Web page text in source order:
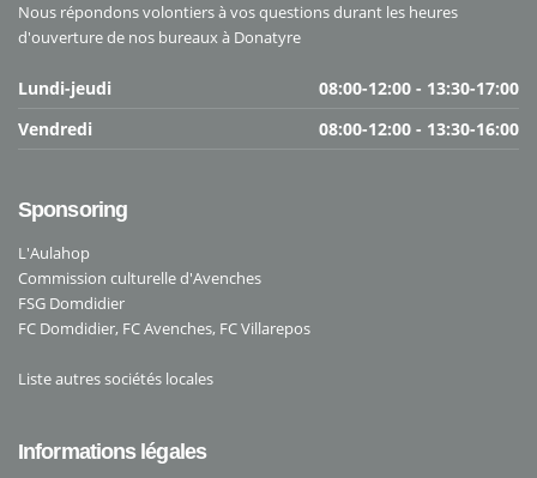
Nous répondons volontiers à vos questions durant les heures
d'ouverture de nos bureaux à Donatyre
Lundi-jeudi
08:00-12:00 - 13:30-17:00
Vendredi
08:00-12:00 - 13:30-16:00
Sponsoring
L'Aulahop
Commission culturelle d'Avenches
FSG Domdidier
FC Domdidier, FC Avenches, FC Villarepos
Liste autres sociétés locales
Informations légales